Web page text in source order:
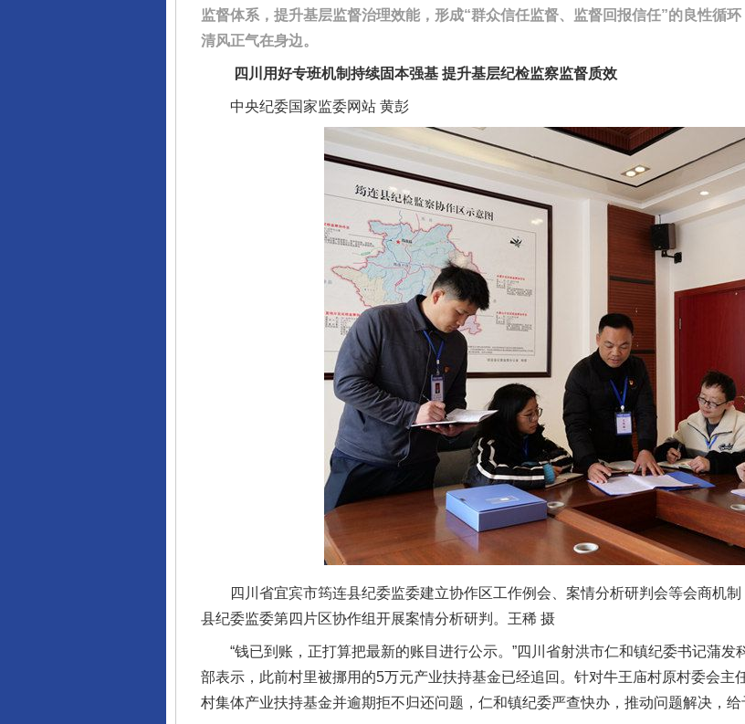
监督体系，提升基层监督治理效能，形成“群众信任监督、监督回报信任”的良性循
清风正气在身边。
四川用好专班机制持续固本强基 提升基层纪检监察监督质效
中央纪委国家监委网站 黄彭
四川省宜宾市筠连县纪委监委建立协作区工作例会、案情分析研判会等会商机制
县纪委监委第四片区协作组开展案情分析研判。王稀 摄
“钱已到账，正打算把最新的账目进行公示。”四川省射洪市仁和镇纪委书记蒲发
部表示，此前村里被挪用的5万元产业扶持基金已经追回。针对牛王庙村原村委会主
村集体产业扶持基金并逾期拒不归还问题，仁和镇纪委严查快办，推动问题解决，给